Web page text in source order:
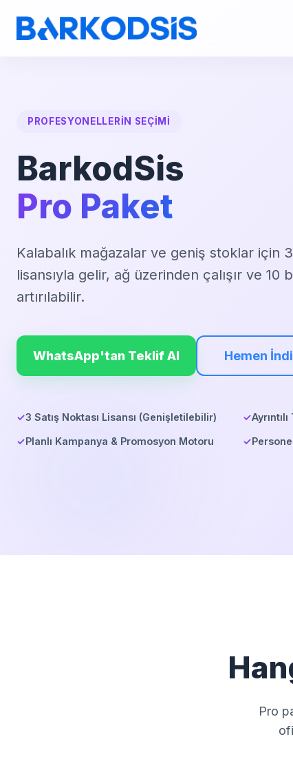
PROFESYONELLERIN SEÇIMI
BarkodSis
Pro Paket
Kalabalık mağazalar ve geniş stoklar için 3
lisansıyla gelir, ağ üzerinden çalışır ve 10
artırılabilir.
WhatsApp'tan Teklif Al Hemen
✓3 Satış Noktası Lisansı (Genişletilebilir) ✓
✓Planlı Kampanya & Promosyon Motoru ✓
Pro